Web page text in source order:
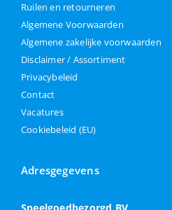
Ruilen en retourneren
Algemene Voorwaarden
Algemene zakelijke voorwaarden
Disclaimer / Assortiment
Privacybeleid
Contact
Vacatures
Cookiebeleid (EU)
Adresgegevens